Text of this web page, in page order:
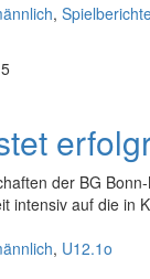
,
der BG
intensiv auf die in
, U12.1o